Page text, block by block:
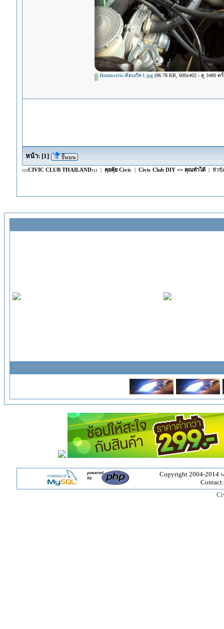
Honda-civic-ติดแก๊ส-1.jpg(96.78 KB, 600x402 - ดู 3480 ครั้
หน้า: [1]
:::CIVIC CLUB THAILAND::: | คุยคุ้ย Civic| Civic Club DIY => คุณทำได้| หัวข้
Copyright 2004-2014